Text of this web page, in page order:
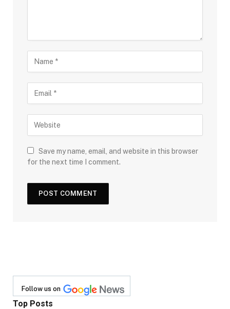
Save my name, email, and website in this browser
for the next time I comment.
Follow us on
Top Posts